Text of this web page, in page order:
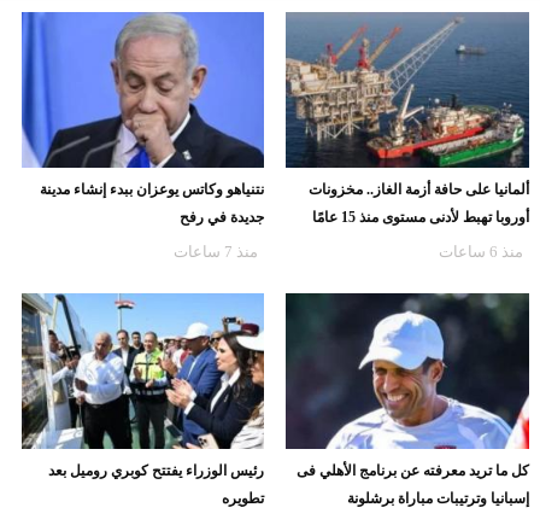
ألمانيا على حافة أزمة الغاز.. مخزونات
أوروبا تهبط لأدنى مستوى منذ 15 عامًا
منذ 6 ساعات
نتنياهو وكاتس يوعزان ببدء إنشاء مدينة
جديدة في رفح
منذ 7 ساعات
كل ما تريد معرفته عن برنامج الأهلي فى
إسبانيا وترتيبات مباراة برشلونة
رئيس الوزراء يفتتح كوبري روميل بعد
تطويره